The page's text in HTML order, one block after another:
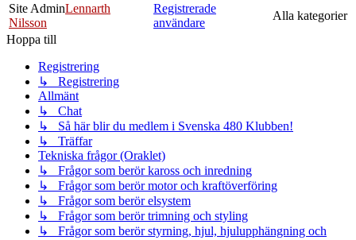
Site AdminLennarth
Nilsson
Registrerade
användare
Alla kategorier
Hoppa till
Registrering
↳ Registrering
Allmänt
↳ Chat
↳ Så här blir du medlem i Svenska 480 Klubben!
↳ Träffar
Tekniska frågor (Oraklet)
↳ Frågor som berör kaross och inredning
↳ Frågor som berör motor och kraftöverföring
↳ Frågor som berör elsystem
↳ Frågor som berör trimning och styling
↳ Frågor som berör styrning, hjul, hjulupphängning och